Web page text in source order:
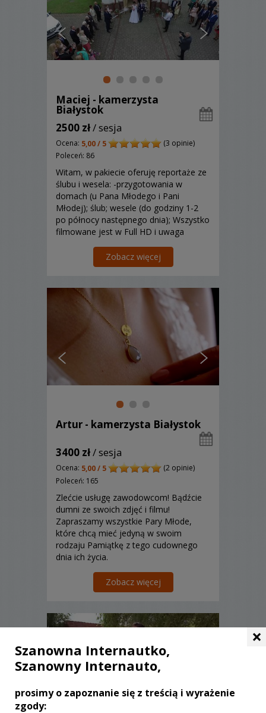
Maciej - kamerzysta
Białystok
2500 zł/ sesja
Ocena: 5,00 / 5
(3 opinie)
Poleceń: 86
Witam, w pakiecie oferuję reportaże ze
ślubu i wesela: -przygotowania w
domach (u Pana Młodego i Pani
Młodej); ślub; wesele (do godziny 1-2
po północy następnego dnia); Wszystko
filmowane jest w Full HD i uwaga
usługi filmowanie+foto
(kamerzysta+fotograf)
Zobacz więcej
Artur - kamerzysta Białystok
3400 zł/ sesja
Ocena: 5,00 / 5
(2 opinie)
Poleceń: 165
Zlećcie usługę zawodowcom! Bądźcie
dumni ze swoich zdjęć i filmu!
Zapraszamy wszystkie Pary Młode,
które chcą mieć jedyną w swoim
rodzaju Pamiątkę z tego cudownego
dnia ich życia.
Zobacz więcej
×
Szanowna Internautko,
Szanowny Internauto,
prosimy o zapoznanie się z treścią i wyrażenie
zgody: